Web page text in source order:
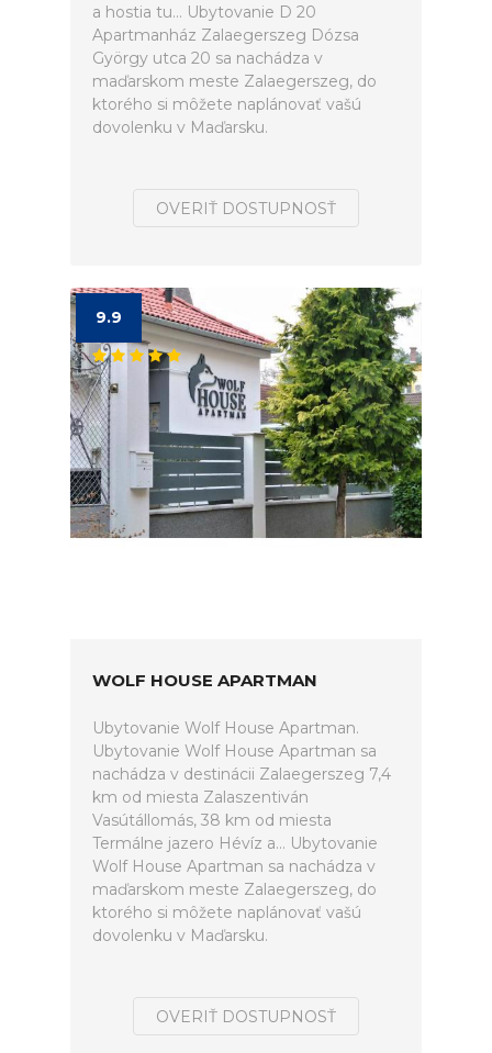
a hostia tu... Ubytovanie D 20
Apartmanház Zalaegerszeg Dózsa
György utca 20 sa nachádza v
maďarskom meste Zalaegerszeg, do
ktorého si môžete naplánovať vašú
dovolenku v Maďarsku.
OVERIŤ DOSTUPNOSŤ
9.9
WOLF HOUSE APARTMAN
Ubytovanie Wolf House Apartman.
Ubytovanie Wolf House Apartman sa
nachádza v destinácii Zalaegerszeg 7,4
km od miesta Zalaszentiván
Vasútállomás, 38 km od miesta
Termálne jazero Hévíz a... Ubytovanie
Wolf House Apartman sa nachádza v
maďarskom meste Zalaegerszeg, do
ktorého si môžete naplánovať vašú
dovolenku v Maďarsku.
OVERIŤ DOSTUPNOSŤ